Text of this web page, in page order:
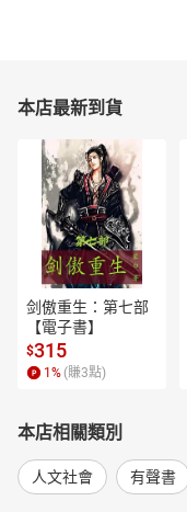
本店最新到貨
剑傲重生：第七部
【電子書】
$315
1 % (賺3點)
本店相關類別
人文社會 有聲書